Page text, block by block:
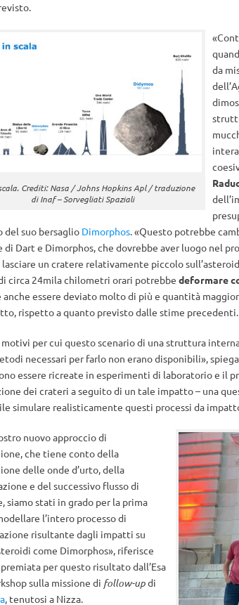
Crediti: Nasa / Johns Hopkins Apl / traduzione
di Inaf – Sorvegliati Spaziali
da
del suo bersaglio Dimorphos. «Questo potrebbe
di Dart e Dimorphos, che dovrebbe aver luogo nel
lasciare un cratere relativamente piccolo
circa 24mila chilometri orari potrebbe deformare
anche essere deviato molto di più e quantità
rispetto a quanto previsto dalle stime precedenti.
per cui questo scenario di una struttura
necessari per farlo non erano disponibili»,
essere ricreate in esperimenti di laboratorio e il
dei crateri a seguito di un tale impatto – una
simulare realisticamente questi processi da
nuovo approccio di
che tiene conto della
delle onde d’urto, della
e del successivo flusso di
siamo stati in grado per la prima
l’intero processo di
risultante dagli impatti su
come Dimorphos», riferisce
per questo risultato dall’Esa
sulla missione di follow-updi
, tenutosi a Nizza.